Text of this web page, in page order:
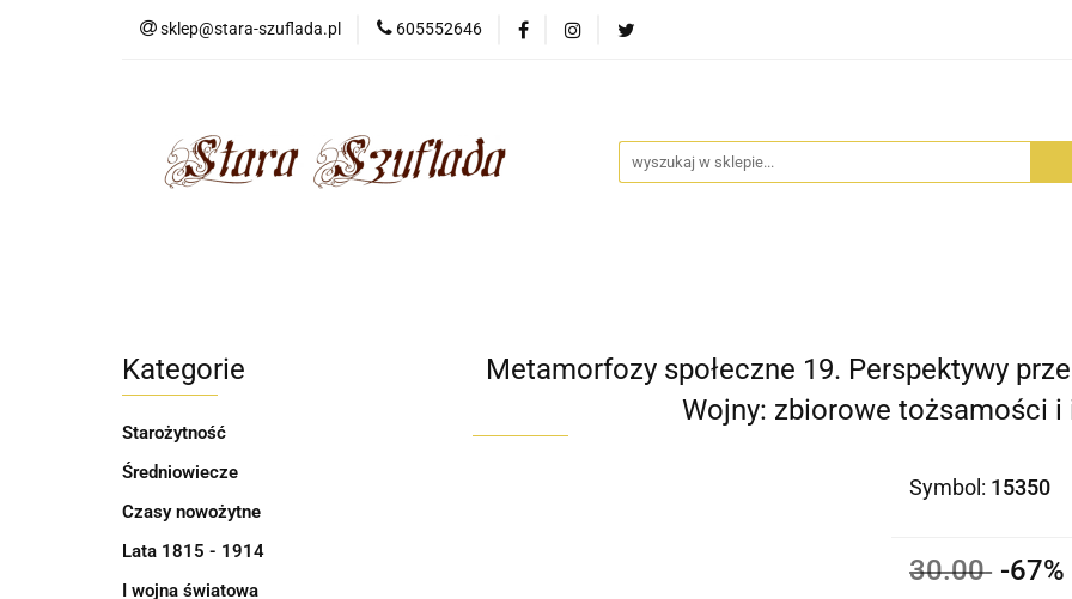
sklep@stara-szuflada.pl 605552646
NOWOŚCI STARA SZUFLADA
Kategorie
Starożytność
Średniowiecze
Czasy nowożytne
Lata 1815 - 1914
I wojna światowa
Metamorfozy społeczne 19. Perspektywy
Wojny: zbiorowe tożsamości i
Symbol: 15350
30.00 -67%